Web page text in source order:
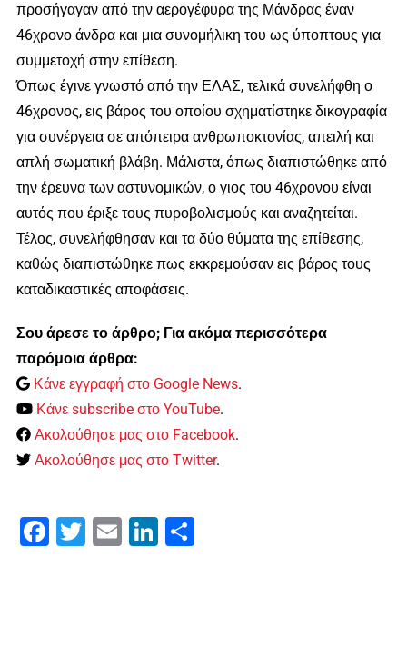
προσήγαγαν από την αερογέφυρα της Μάνδρας έναν
46χρονο άνδρα και μια συνομήλικη του ως ύποπτους για
συμμετοχή στην επίθεση.
Όπως έγινε γνωστό από την ΕΛΑΣ, τελικά συνελήφθη ο
46χρονος, εις βάρος του οποίου σχηματίστηκε δικογραφία
για συνέργεια σε απόπειρα ανθρωποκτονίας, απειλή και
απλή σωματική βλάβη. Μάλιστα, όπως διαπιστώθηκε από
την έρευνα των αστυνομικών, ο γιος του 46χρονου είναι
αυτός που έριξε τους πυροβολισμούς και αναζητείται.
Τέλος, συνελήφθησαν και τα δύο θύματα της επίθεσης,
καθώς διαπιστώθηκε πως εκκρεμούσαν εις βάρος τους
καταδικαστικές αποφάσεις.
Σου άρεσε το άρθρο; Για ακόμα περισσότερα
παρόμοια άρθρα:
Κάνε εγγραφή στο Google News.
Κάνε subscribe στο YouTube.
Ακολούθησε μας στο Facebook.
Ακολούθησε μας στο Twitter.
Facebook
Twitter Email LinkedIn